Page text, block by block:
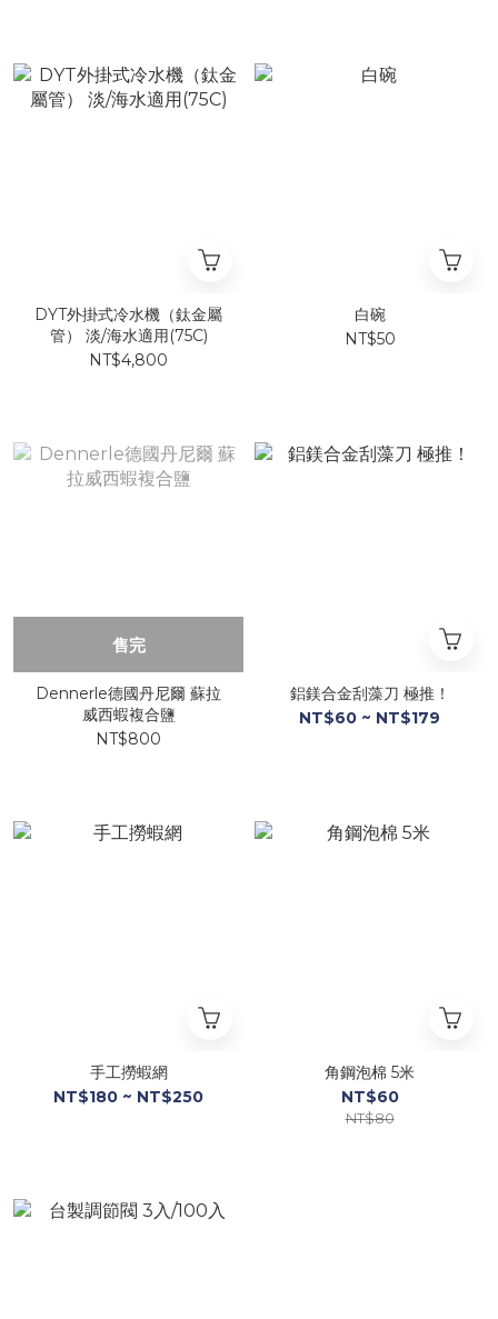
DYT外掛式冷水機（鈦金屬
管） 淡/海水適用(75C)
NT$4,800
白碗
NT$50
售完
Dennerle德國丹尼爾 蘇拉
威西蝦複合鹽
NT$800
鋁鎂合金刮藻刀 極推！
NT$60 ~ NT$179
手工撈蝦網
NT$180 ~ NT$250
角鋼泡棉 5米
NT$60
NT$80